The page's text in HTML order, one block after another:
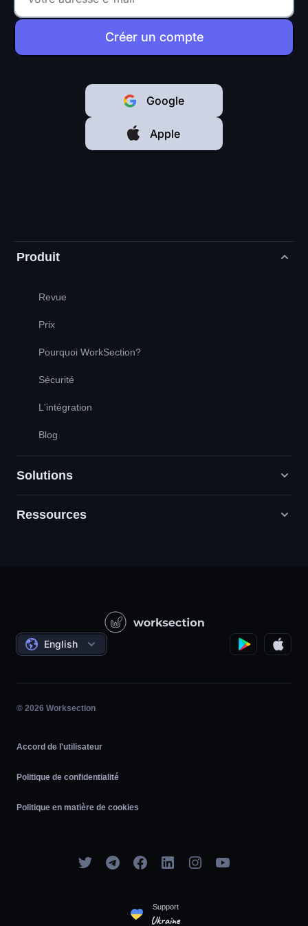
Créer un compte
Google
Apple
Produit
Revue
Prix
Pourquoi WorkSection?
Sécurité
L'intégration
Blog
Solutions
Agences de marketing numérique
Gestion de projet
Travail horaire
Agile
Ressources
Les accords
English
© 2026 Worksection
Accord de l'utilisateur
Politique de confidentialité
Politique en matière de cookies
Support
Ukraine